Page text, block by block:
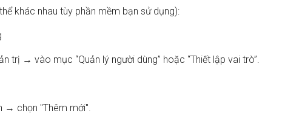
khác nhau tùy phần mềm bạn sử dụng):
trị → vào mục “Quản lý người dùng” hoặc “Thiết lập vai trò”.
→ chọn "Thêm mới".